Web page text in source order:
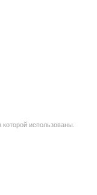
использованы.